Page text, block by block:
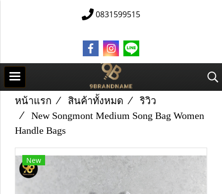
0831599515
หน้าแรก สินค้าทั้งหมด
ริวิว
New Songmont Medium Song Bag Women
Handle Bags
New